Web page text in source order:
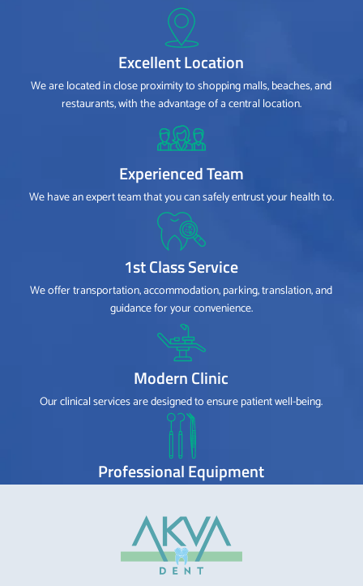
Excellent Location
We are located in close proximity to shopping malls, beaches, and
restaurants, with the advantage of a central location.
Experienced Team
We have an expert team that you can safely entrust your health to.
1st Class Service
We offer transportation, accommodation, parking, translation, and
guidance for your convenience.
Modern Clinic
Our clinical services are designed to ensure patient well-being.
Professional Equipment